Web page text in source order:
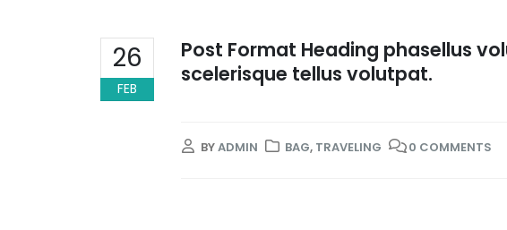
26
FEB
Post Format Heading phasellus
scelerisque tellus volutpat.
BYADMIN BAG, TRAVELING 0 COMMENTS